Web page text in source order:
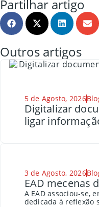
Partilhar artigo
Outros artigos
5 de Agosto, 2026
Digitalizar
ligar
3 de Agosto, 2026
EAD mecenas
A EAD associou-se,
dedicada à reflexão